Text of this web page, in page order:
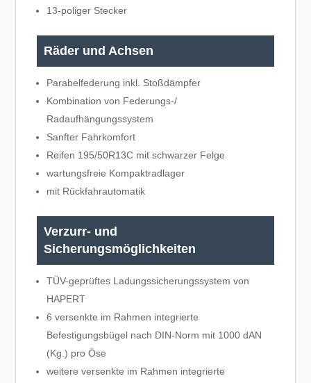
13-poliger Stecker
Räder und Achsen
Parabelfederung inkl. Stoßdämpfer
Kombination von Federungs-/
Radaufhängungssystem
Sanfter Fahrkomfort
Reifen 195/50R13C mit schwarzer Felge
wartungsfreie Kompaktradlager
mit Rückfahrautomatik
Verzurr- und
Sicherungsmöglichkeiten
TÜV-geprüftes Ladungssicherungssystem von
HAPERT
6 versenkte im Rahmen integrierte
Befestigungsbügel nach DIN-Norm mit 1000 dAN
(Kg.) pro Öse
weitere versenkte im Rahmen integrierte